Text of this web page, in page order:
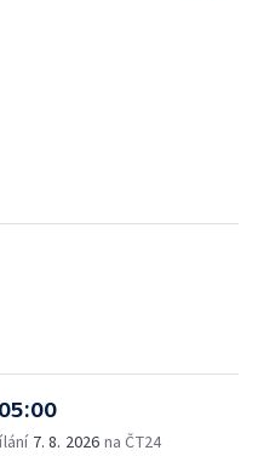
7. 8. 2026 na ČT24